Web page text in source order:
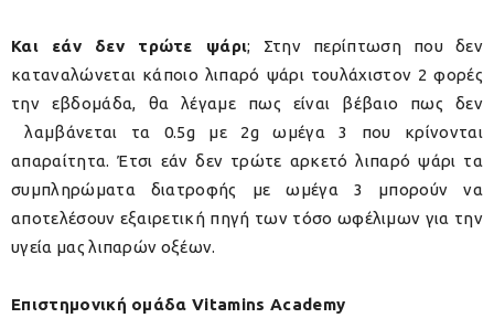
Και εάν δεν τρώτε ψάρι; Στην περίπτωση που δεν
καταναλώνεται κάποιο λιπαρό ψάρι τουλάχιστον 2 φορές
την εβδομάδα, θα λέγαμε πως είναι βέβαιο πως δεν
λαμβάνεται τα 0.5g με 2g ωμέγα 3 που κρίνονται
απαραίτητα. Έτσι εάν δεν τρώτε αρκετό λιπαρό ψάρι τα
συμπληρώματα διατροφής με ωμέγα 3 μπορούν να
αποτελέσουν εξαιρετική πηγή των τόσο ωφέλιμων για την
υγεία μας λιπαρών οξέων.
Επιστημονική ομάδαVitamins Academy